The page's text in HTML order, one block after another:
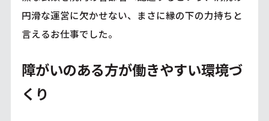
円滑な運営に欠かせない、まさに縁の下の力持ちと
言えるお仕事でした。
障がいのある方が働きやすい環境づ
くり